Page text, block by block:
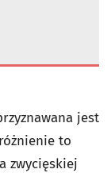
jest
to
zwycięskiej